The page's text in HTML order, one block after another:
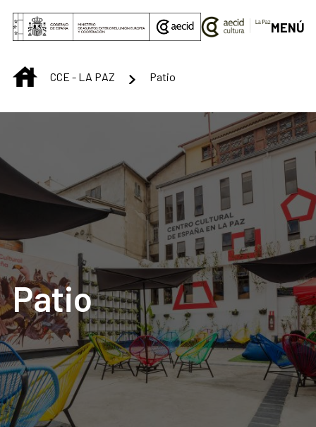
Saltar al contenido principal
MENÚ
INICIOCCE - LA PAZ Patio
Patio